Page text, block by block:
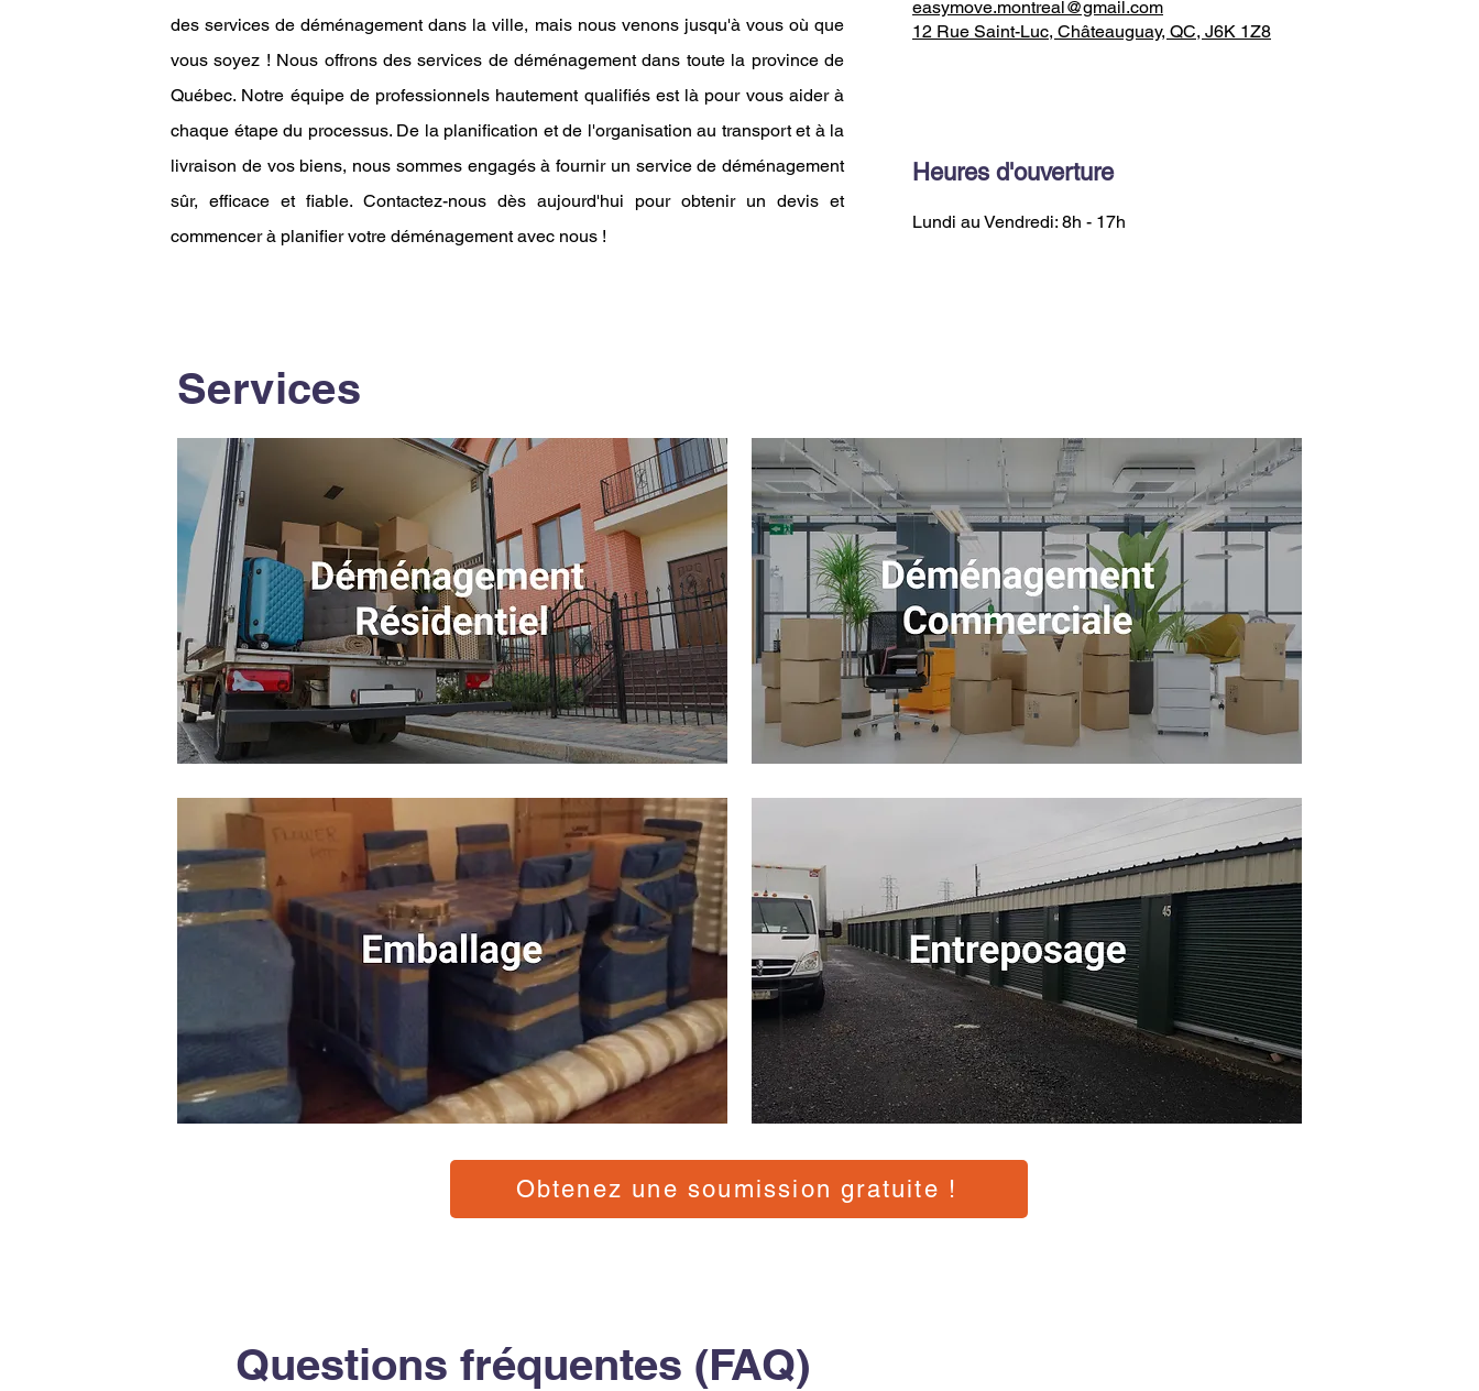
des services de déménagement dans la ville, mais nous venons jusqu'à vous où que
vous soyez ! Nous offrons des services de déménagement dans toute la province de
Québec. Notre équipe de professionnels hautement qualifiés est là pour vous aider à
chaque étape du processus. De la planification et de l'organisation au transport et à la
livraison de vos biens, nous sommes engagés à fournir un service de déménagement
sûr, efficace et fiable. Contactez-nous dès aujourd'hui pour obtenir un devis et
commencer à planifier votre déménagement avec nous !
easymove.montreal@gmail.com
12 Rue Saint-Luc, Châteauguay, QC, J6K 1Z8
Heures d'ouverture
Lundi au Vendredi: 8h - 17h
Services
Obtenez une soumission gratuite !
Questions fréquentes (FAQ)